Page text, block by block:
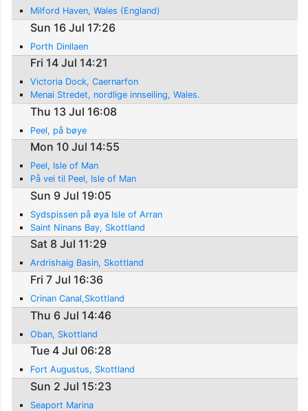
Milford Haven, Wales (England)
Sun 16 Jul 17:26
Porth Dinllaen
Fri 14 Jul 14:21
Victoria Dock, Caernarfon
Menai Stredet, nordlige innseiling, Wales.
Thu 13 Jul 16:08
Peel, på bøye
Mon 10 Jul 14:55
Peel, Isle of Man
På vei til Peel, Isle of Man
Sun 9 Jul 19:05
Sydspissen på øya Isle of Arran
Saint Ninans Bay, Skottland
Sat 8 Jul 11:29
Ardrishaig Basin, Skottland
Fri 7 Jul 16:36
Crinan Canal,Skottland
Thu 6 Jul 14:46
Oban, Skottland
Tue 4 Jul 06:28
Fort Augustus, Skottland
Sun 2 Jul 15:23
Seaport Marina